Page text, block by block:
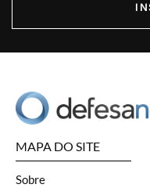
MAPA DO SITE
Sobre